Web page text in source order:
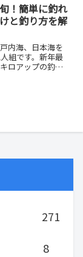
！簡単に釣れ
と釣り方を解
内海、日本海を
組です。新年最
ロアップの釣果
271
8